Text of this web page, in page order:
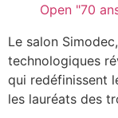
Open "70
Le salon
technologiques
qui redéfinissent
les lauréats des